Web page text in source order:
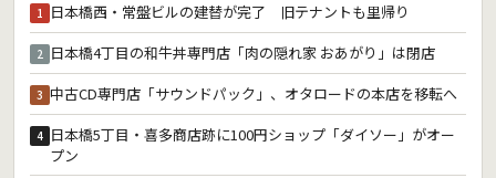
1 日本橋西・常盤ビルの建替が完了 旧テナントも里帰り
2 日本橋4丁目の和牛丼専門店「肉の隠れ家 おあがり」は閉店
3 中古CD専門店「サウンドパック」、オタロードの本店を移転へ
4 日本橋5丁目・喜多商店跡に100円ショップ「ダイソー」がオー
プン